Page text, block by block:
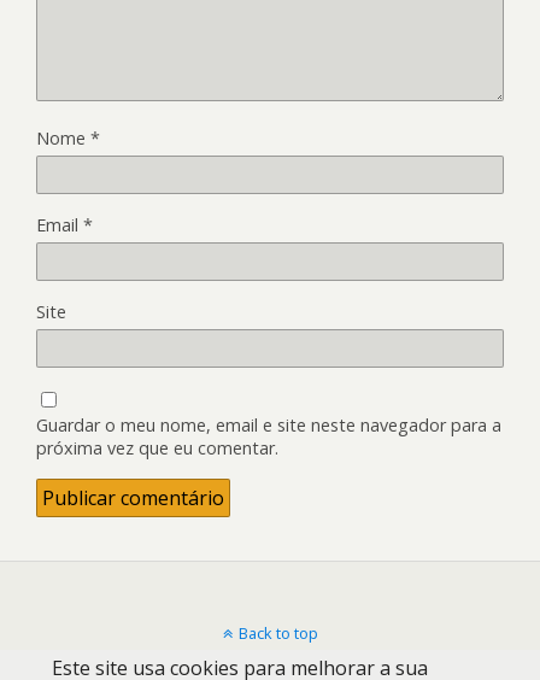
Nome *
Email *
Site
Guardar o meu nome, email e site neste navegador para a
próxima vez que eu comentar.
Back to top
Este site usa cookies para melhorar a sua